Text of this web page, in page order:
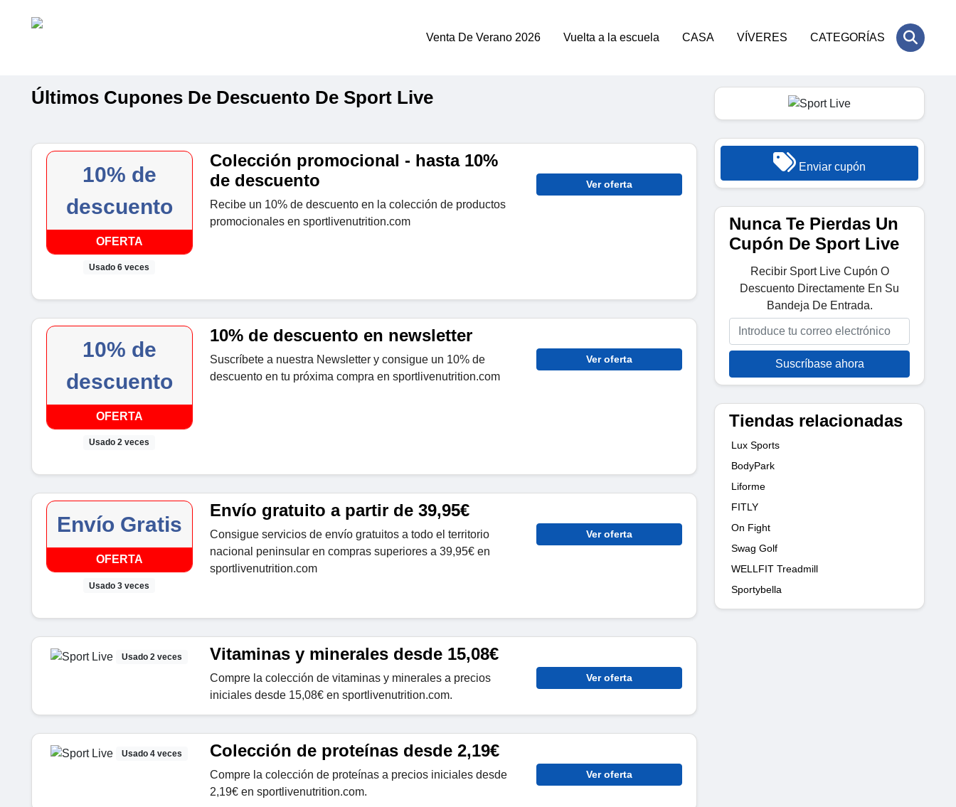
Venta De Verano 2026 Vuelta a la escuela CASA VÍVERES CATEGORÍAS
Últimos Cupones De Descuento De Sport Live
10% de
descuento
OFERTA
Usado 6 veces
Colección promocional - hasta 10%
de descuento
Recibe un 10% de descuento en la colección de productos
promocionales en sportlivenutrition.com
Ver oferta
10% de
descuento
OFERTA
Usado 2 veces
10% de descuento en newsletter
Suscríbete a nuestra Newsletter y consigue un 10% de
descuento en tu próxima compra en sportlivenutrition.com
Ver oferta
Envío Gratis
OFERTA
Usado 3 veces
Envío gratuito a partir de 39,95€
Consigue servicios de envío gratuitos a todo el territorio
nacional peninsular en compras superiores a 39,95€ en
sportlivenutrition.com
Ver oferta
Usado 2 veces Vitaminas y minerales desde 15,08€
Compre la colección de vitaminas y minerales a precios
iniciales desde 15,08€ en sportlivenutrition.com.
Ver oferta
Usado 4 veces Colección de proteínas desde 2,19€
Compre la colección de proteínas a precios iniciales desde
2,19€ en sportlivenutrition.com.
Ver oferta
Enviar cupón
Nunca Te Pierdas Un
Cupón De Sport Live
Recibir Sport Live Cupón O
Descuento Directamente En Su
Bandeja De Entrada.
Suscríbase ahora
Tiendas relacionadas
Lux Sports
BodyPark
Liforme
FITLY
On Fight
Swag Golf
WELLFIT Treadmill
Sportybella